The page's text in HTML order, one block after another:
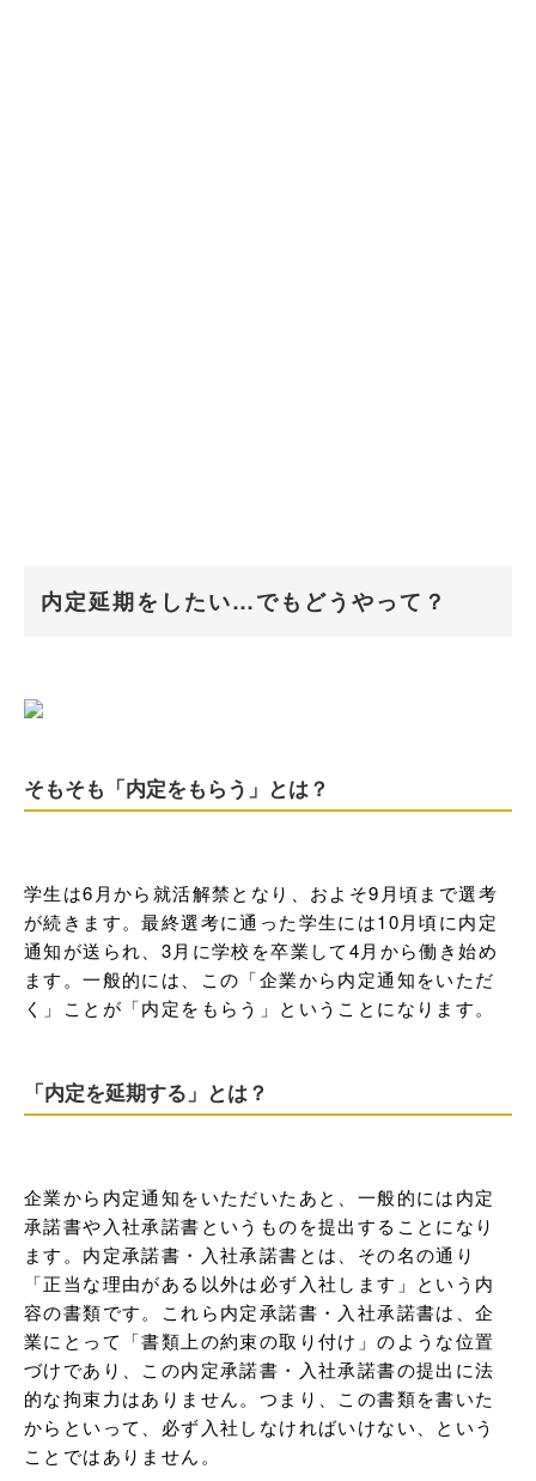
内定延期をしたい…でもどうやって？
そもそも「内定をもらう」とは？
学生は6月から就活解禁となり、およそ9月頃まで選考
が続きます。最終選考に通った学生には10月頃に内定
通知が送られ、3月に学校を卒業して4月から働き始め
ます。一般的には、この「企業から内定通知をいただ
く」ことが「内定をもらう」ということになります。
「内定を延期する」とは？
企業から内定通知をいただいたあと、一般的には内定
承諾書や入社承諾書というものを提出することになり
ます。内定承諾書・入社承諾書とは、その名の通り
「正当な理由がある以外は必ず入社します」という内
容の書類です。これら内定承諾書・入社承諾書は、企
業にとって「書類上の約束の取り付け」のような位置
づけであり、この内定承諾書・入社承諾書の提出に法
的な拘束力はありません。つまり、この書類を書いた
からといって、必ず入社しなければいけない、という
ことではありません。